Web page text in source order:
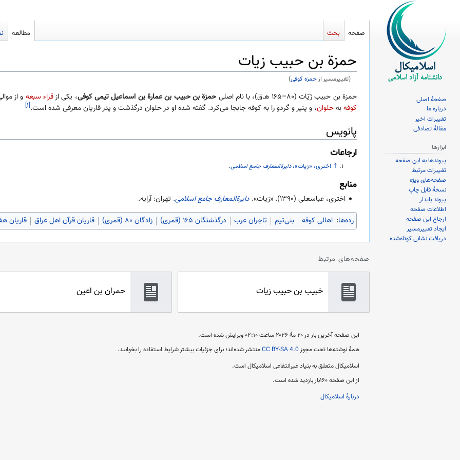
حمزة بن حبیب زیات
(تغییرمسیر ازحمزه کوفی)
پرش
به
پرش
به
حمزة بن حبیب زَیّات (۸۰–۱۶۵ ه‍.ق)، با نام اصلی حمزة بن حبیب بن عمارة بن اسماعیل تیمی کوفی، یکی ازقراء سبعه و از
کوفهبهحلوان، و پنیر و گردو را به کوفه جابجا می‌کرد. گفته شده او در حلوان درگذشت و پدر قاریان معرفی شده است.[۱]
پانویس
ارجاعات
↑ اختری، «زیات»،دایرةالمعارف جامع اسلامی.
منابع
اختری، عباسعلی (۱۳۹۰). «زیات».دایرةالمعارف جامع اسلامی. تهران: آرایه.
رده‌ها: اهالی کوفه بنی‌تیم تاجران عرب درگذشتگان ۱۶۵ (قمری) زادگان ۸۰ (قمری) قاریان قرآن اهل عراق قاریان
صفحه‌های مرتبط
خبیب بن حبیب زیات حمران بن اعین
صفحه بحث مطالعه
صفحهٔ اصلی
درباره ما
تغییرات اخیر
مقالهٔ تصادفی
ابزارها
پیوندها به این صفحه
تغییرات مرتبط
صفحه‌های ویژه
نسخهٔ قابل چاپ
پیوند پایدار
اطلاعات صفحه
ارجاع این صفحه
ایجاد تغییرمسیر
دریافت نشانی کوتاه‌شده
این صفحه آخرین بار در ‏۲۰ مهٔ ۲۰۲۶ ساعت ‏۰۲:۱۰ ویرایش شده است.
همهٔ نوشته‌ها تحت مجوز CC BY-SA 4.0منتشر شده‌اند؛ برای جزئیات بیشتر شرایط استفاده را بخوانید.
اسلامیکال متعلق به بنیاد غیرانتفاعی اسلامیکال است.
از این صفحه ۱۶۰بار بازدید شده است.
دربارهٔ اسلامیکال